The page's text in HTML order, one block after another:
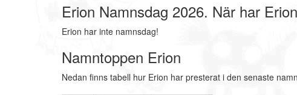
Erion Namnsdag 2026. När har
Erion har inte namnsdag!
Namntoppen Erion
Nedan finns tabell hur Erion har presterat i den senaste